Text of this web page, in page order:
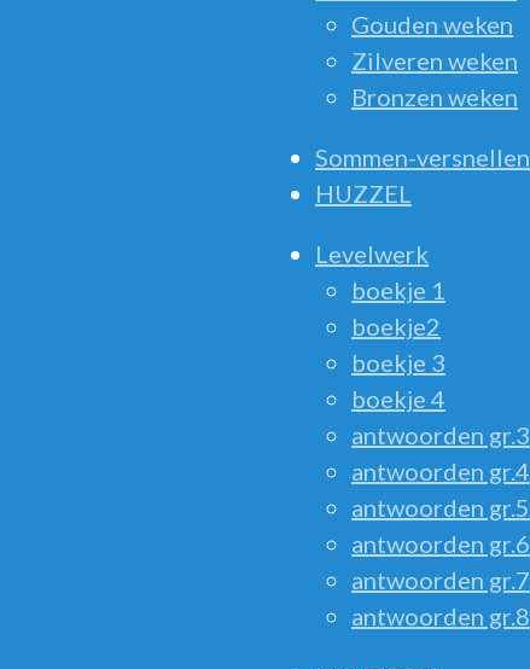
Gouden weken
Zilveren weken
Bronzen weken
Sommen-versnellen
HUZZEL
Levelwerk
boekje 1
boekje2
boekje 3
boekje 4
antwoorden gr.3
antwoorden gr.4
antwoorden gr.5
antwoorden gr.6
antwoorden gr.7
antwoorden gr.8